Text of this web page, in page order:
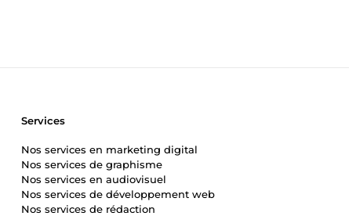
Services
Nos services en marketing digital
Nos services de graphisme
Nos services en audiovisuel
Nos services de développement web
Nos services de rédaction